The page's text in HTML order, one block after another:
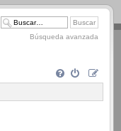
Búsqueda avanzada